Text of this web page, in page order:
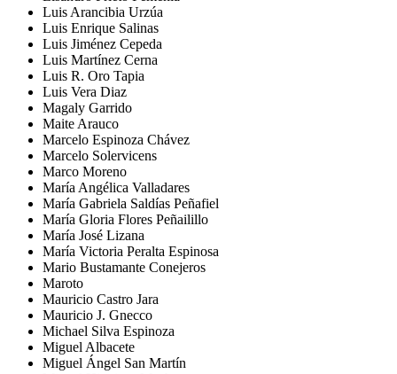
Luis Arancibia Urzúa
Luis Enrique Salinas
Luis Jiménez Cepeda
Luis Martínez Cerna
Luis R. Oro Tapia
Luis Vera Diaz
Magaly Garrido
Maite Arauco
Marcelo Espinoza Chávez
Marcelo Solervicens
Marco Moreno
María Angélica Valladares
María Gabriela Saldías Peñafiel
María Gloria Flores Peñailillo
María José Lizana
María Victoria Peralta Espinosa
Mario Bustamante Conejeros
Maroto
Mauricio Castro Jara
Mauricio J. Gnecco
Michael Silva Espinoza
Miguel Albacete
Miguel Ángel San Martín